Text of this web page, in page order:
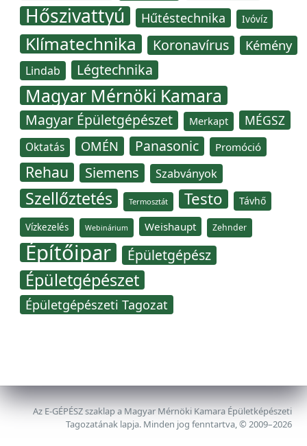
Hőszivattyú Hűtéstechnika Ivóvíz
Klímatechnika Koronavírus Kémény
Lindab Légtechnika
Magyar Mérnöki Kamara
Magyar Épületgépészet Merkapt MÉGSZ
Oktatás OMÉN Panasonic Promóció
Rehau Siemens Szabványok
Szellőztetés Termosztát Testo Távhő
Vízkezelés Webinárium Weishaupt Zehnder
Építőipar Épületgépész
Épületgépészet
Épületgépészeti Tagozat
Az E-GÉPÉSZ szaklap a Magyar Mérnöki Kamara Épületképészeti
Tagozatának lapja. Minden jog fenntartva, © 2009–2026